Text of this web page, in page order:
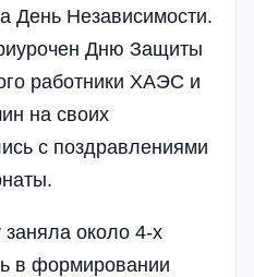
День Независимости.
Дню Защиты
работники ХАЭС и
на своих
с поздравлениями
заняла около 4-х
в формировании